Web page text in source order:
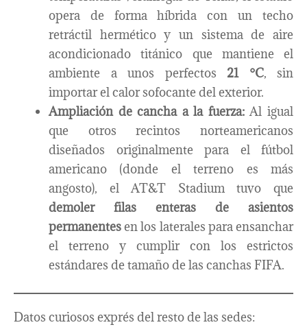
opera de forma híbrida con un techo
retráctil hermético y un sistema de aire
acondicionado titánico que mantiene el
ambiente a unos perfectos 21 °C, sin
importar el calor sofocante del exterior.
Ampliación de cancha a la fuerza:Al igual
que otros recintos norteamericanos
diseñados originalmente para el fútbol
americano (donde el terreno es más
angosto), el AT&T Stadium tuvo que
demoler filas enteras de asientos
permanentesen los laterales para ensanchar
el terreno y cumplir con los estrictos
estándares de tamaño de las canchas FIFA.
Datos curiosos exprés del resto de las sedes: